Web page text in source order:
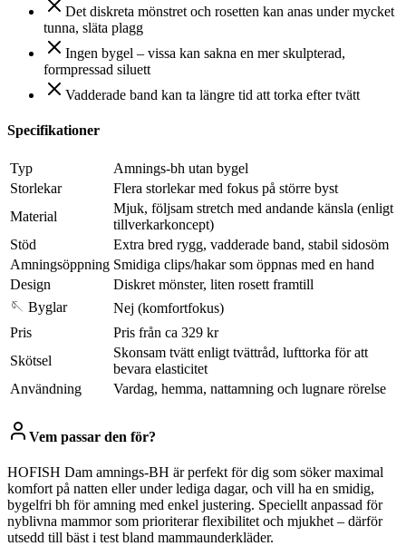
Det diskreta mönstret och rosetten kan anas under mycket
tunna, släta plagg
Ingen bygel – vissa kan sakna en mer skulpterad,
formpressad siluett
Vadderade band kan ta längre tid att torka efter tvätt
Specifikationer
Typ
Amnings-bh utan bygel
Storlekar
Flera storlekar med fokus på större byst
Material
Mjuk, följsam stretch med andande känsla (enligt
tillverkarkoncept)
Stöd
Extra bred rygg, vadderade band, stabil sidosöm
Amningsöppning Smidiga clips/hakar som öppnas med en hand
Design
Diskret mönster, liten rosett framtill
🪡 Byglar
Nej (komfortfokus)
Pris
Pris från ca 329 kr
Skötsel
Skonsam tvätt enligt tvättråd, lufttorka för att
bevara elasticitet
Användning
Vardag, hemma, nattamning och lugnare rörelse
Vem passar den för?
HOFISH Dam amnings-BH är perfekt för dig som söker maximal
komfort på natten eller under lediga dagar, och vill ha en smidig,
bygelfri bh för amning med enkel justering. Speciellt anpassad för
nyblivna mammor som prioriterar flexibilitet och mjukhet – därför
utsedd till bäst i test bland mammaunderkläder.